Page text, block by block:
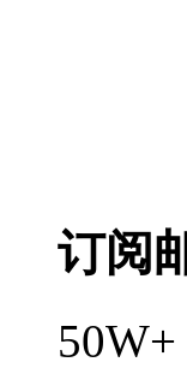
订阅